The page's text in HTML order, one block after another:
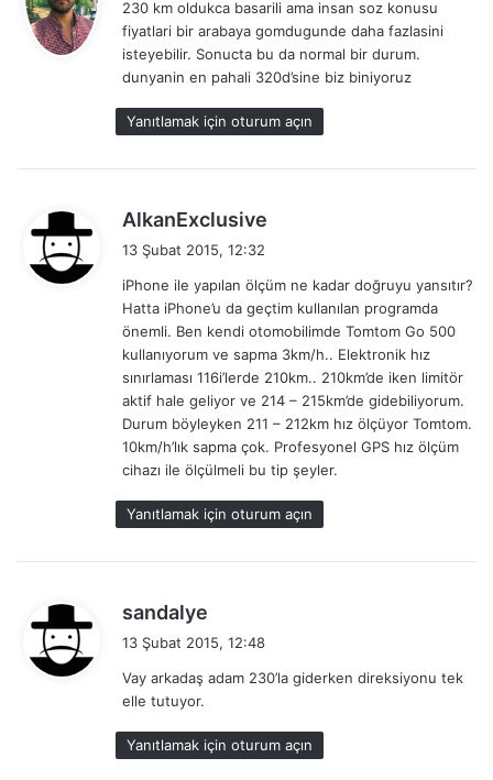
i
230 km oldukca basarili ama insan soz konusu
fiyatlari bir arabaya gomdugunde daha fazlasini
isteyebilir. Sonucta bu da normal bir durum.
dunyanin en pahali 320d’sine biz biniyoruz
Yanıtlamak için oturum açın
AlkanExclusive
i
k
i
13 Şubat 2015, 12:32
iPhone ile yapılan ölçüm ne kadar doğruyu yansıtır?
Hatta iPhone’u da geçtim kullanılan programda
önemli. Ben kendi otomobilimde Tomtom Go 500
kullanıyorum ve sapma 3km/h.. Elektronik hız
sınırlaması 116i’lerde 210km.. 210km’de iken limitör
aktif hale geliyor ve 214 – 215km’de gidebiliyorum.
Durum böyleyken 211 – 212km hız ölçüyor Tomtom.
10km/h’lık sapma çok. Profesyonel GPS hız ölçüm
cihazı ile ölçülmeli bu tip şeyler.
Yanıtlamak için oturum açın
sandalye
i
i
:
13 Şubat 2015, 12:48
Vay arkadaş adam 230’la giderken direksiyonu tek
elle tutuyor.
Yanıtlamak için oturum açın